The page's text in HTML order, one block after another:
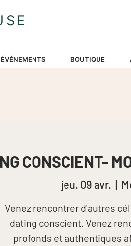
ÉVÉNEMENTS BOUTIQUE
CONSCIENT-
jeu. 09 avr.
  |
Venez rencontrer d'autres
dating conscient. Venez
profonds et authentiques